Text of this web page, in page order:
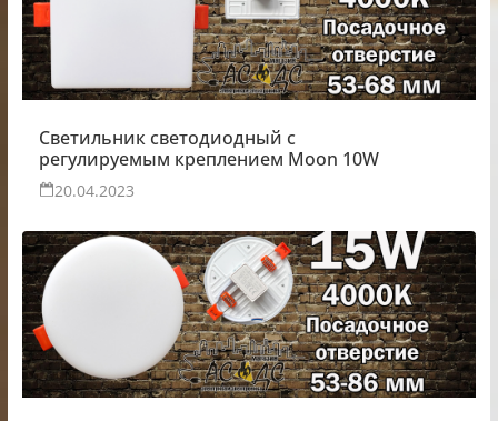
Светильник светодиодный с
регулируемым креплением Moon 10W
20.04.2023